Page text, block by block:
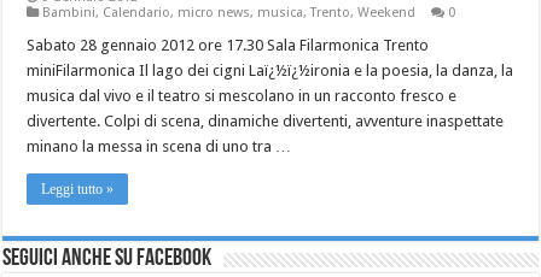
Bambini, Calendario, micro news, musica,Trento,Weekend 0
Sabato 28 gennaio 2012 ore 17.30 Sala Filarmonica Trento
miniFilarmonica Il lago dei cigni Laï¿½ï¿½ironia e la poesia, la danza, la
musica dal vivo e il teatro si mescolano in un racconto fresco e
divertente. Colpi di scena, dinamiche divertenti, avventure inaspettate
minano la messa in scena di uno tra …
Leggi tutto »
Seguici anche su Facebook